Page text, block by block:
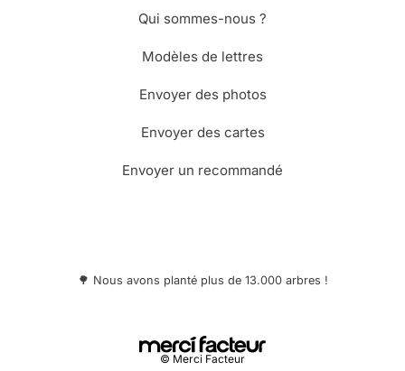
Qui sommes-nous ?
Modèles de lettres
Envoyer des photos
Envoyer des cartes
Envoyer un recommandé
🌳 Nous avons planté plus de 13.000 arbres !
© Merci Facteur